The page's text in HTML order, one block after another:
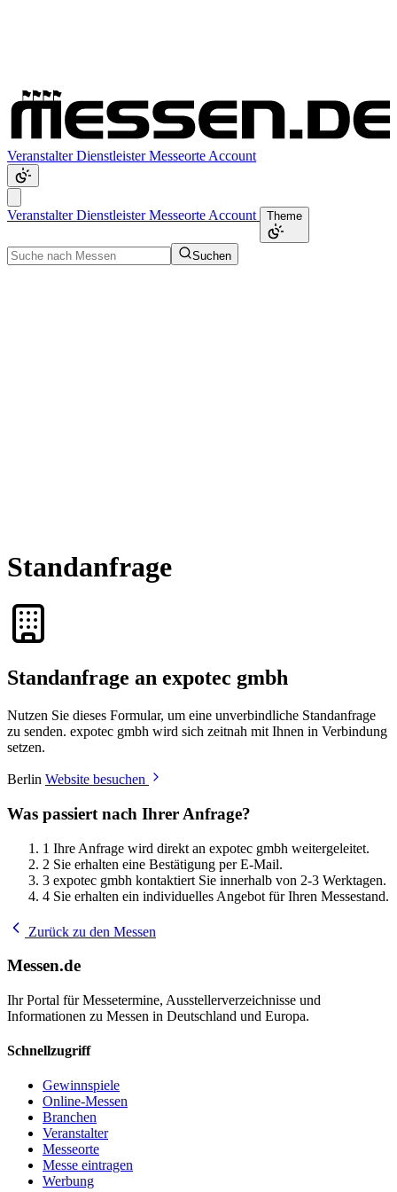
VeranstalterDienstleisterMesseorte Account
VeranstalterDienstleisterMesseorte Account Theme
Suchen
Standanfrage
Standanfrage an expotec gmbh
Nutzen Sie dieses Formular, um eine unverbindliche Standanfrage
zu senden. expotec gmbh wird sich zeitnah mit Ihnen in Verbindung
setzen.
Berlin Website besuchen
Was passiert nach Ihrer Anfrage?
1 Ihre Anfrage wird direkt an expotec gmbh weitergeleitet.
2 Sie erhalten eine Bestätigung per E-Mail.
3 expotec gmbh kontaktiert Sie innerhalb von 2-3 Werktagen.
4 Sie erhalten ein individuelles Angebot für Ihren Messestand.
Zurück zu den Messen
Messen.de
Ihr Portal für Messetermine, Ausstellerverzeichnisse und
Informationen zu Messen in Deutschland und Europa.
Schnellzugriff
Gewinnspiele
Online-Messen
Branchen
Veranstalter
Messeorte
Messe eintragen
Werbung